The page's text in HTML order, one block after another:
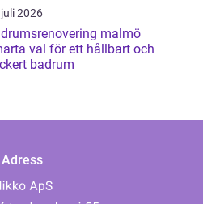
2026
malmö
val för ett hållbart och
badrum
Adress